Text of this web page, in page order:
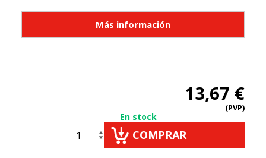
13,67 €
(PVP)
En stock
COMPRAR